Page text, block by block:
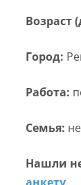
Возраст
Город:
Работа:
Семья:
Нашли